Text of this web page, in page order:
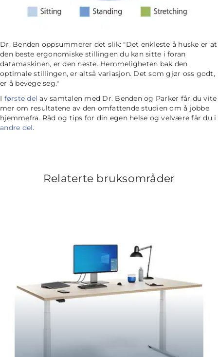
Dr. Benden oppsummerer det slik: "Det enkleste å huske er at
den beste ergonomiske stillingen du kan sitte i foran
datamaskinen, er den neste. Hemmeligheten bak den
optimale stillingen, er altså variasjon. Det som gjør oss godt,
er å bevege seg."
I første del av samtalen med Dr. Benden og Parker får du vite
mer om resultatene av den omfattende studien om å jobbe
hjemmefra. Råd og tips for din egen helse og velvære får du i
andre del.
Relaterte bruksområder